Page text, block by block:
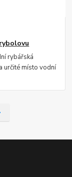
rybářská
určité místo vodní